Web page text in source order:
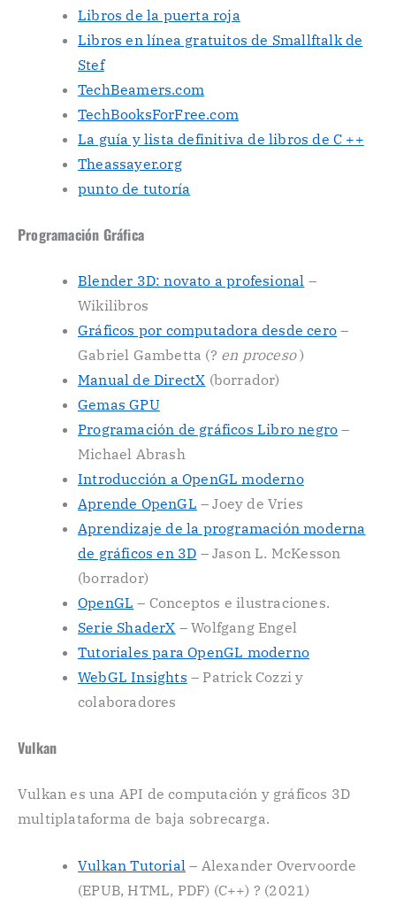
Libros de la puerta roja
Libros en línea gratuitos de Smallftalk de
Stef
TechBeamers.com
TechBooksForFree.com
La guía y lista definitiva de libros de C ++
Theassayer.org
punto de tutoría
Programación Gráfica
Blender 3D: novato a profesional –
Wikilibros
Gráficos por computadora desde cero –
Gabriel Gambetta (? en proceso)
Manual de DirectX (borrador)
Gemas GPU
Programación de gráficos Libro negro –
Michael Abrash
Introducción a OpenGL moderno
Aprende OpenGL – Joey de Vries
Aprendizaje de la programación moderna
de gráficos en 3D – Jason L. McKesson
(borrador)
OpenGL – Conceptos e ilustraciones.
Serie ShaderX – Wolfgang Engel
Tutoriales para OpenGL moderno
WebGL Insights – Patrick Cozzi y
colaboradores
Vulkan
Vulkan es una API de computación y gráficos 3D
multiplataforma de baja sobrecarga.
Vulkan Tutorial – Alexander Overvoorde
(EPUB, HTML, PDF) (C++) ? (2021)